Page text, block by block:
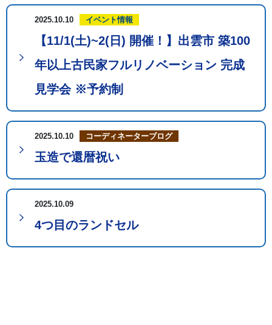
2025.10.10 イベント情報
【11/1(土)~2(日) 開催！】出雲市 築100
年以上古民家フルリノベーション 完成
見学会 ※予約制
2025.10.10 コーディネーターブログ
玉造で還暦祝い
2025.10.09
4つ目のランドセル